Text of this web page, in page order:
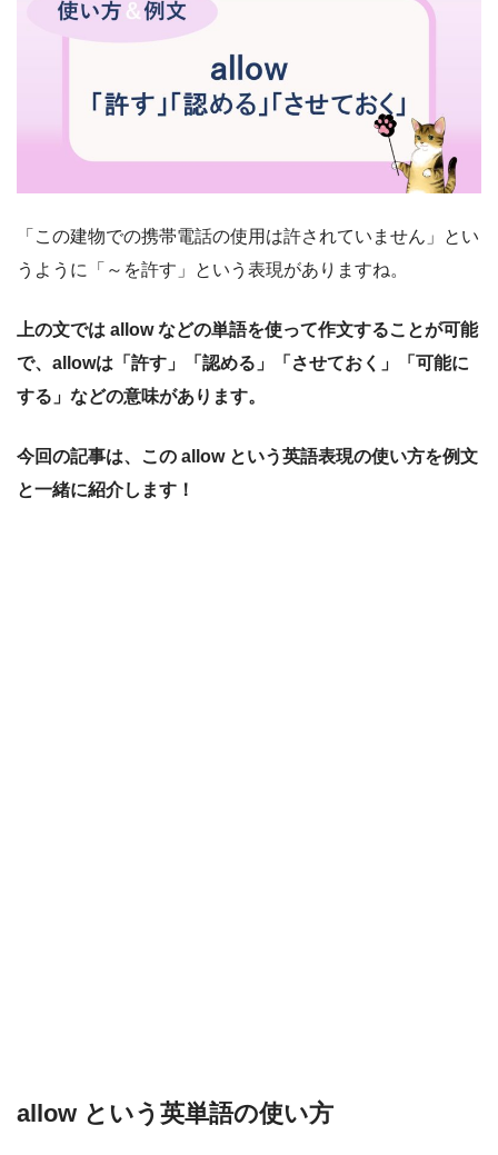
「この建物での携帯電話の使用は許されていません」とい
うように「～を許す」という表現がありますね。
上の文では allow などの単語を使って作文することが可能
で、 allowは 「許す」「認める」「させておく」「可能に
する」などの意味があります。
今回の記事は、こ の allow という英語表現の使い方を例文
と一緒に紹介します！
allow という英単語の使い方